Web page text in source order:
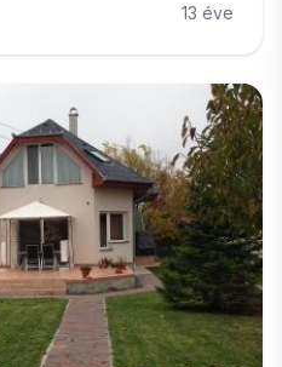
13 éve